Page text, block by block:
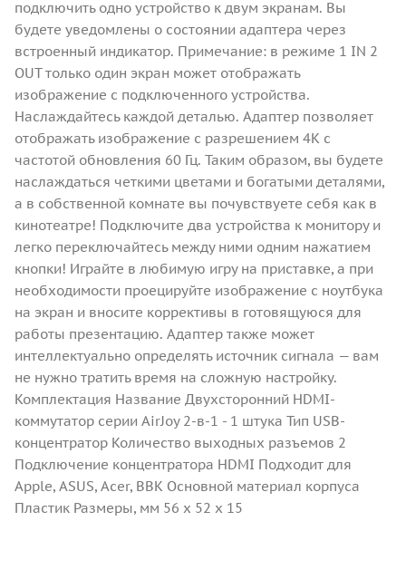
подключить одно устройство к двум экранам. Вы
будете уведомлены о состоянии адаптера через
встроенный индикатор. Примечание: в режиме 1 IN 2
OUT только один экран может отображать
изображение с подключенного устройства.
Наслаждайтесь каждой деталью. Адаптер позволяет
отображать изображение с разрешением 4K с
частотой обновления 60 Гц. Таким образом, вы будете
наслаждаться четкими цветами и богатыми деталями,
а в собственной комнате вы почувствуете себя как в
кинотеатре! Подключите два устройства к монитору и
легко переключайтесь между ними одним нажатием
кнопки! Играйте в любимую игру на приставке, а при
необходимости проецируйте изображение с ноутбука
на экран и вносите коррективы в готовящуюся для
работы презентацию. Адаптер также может
интеллектуально определять источник сигнала — вам
не нужно тратить время на сложную настройку.
Комплектация Название Двухсторонний HDMI-
коммутатор серии AirJoy 2-в-1 - 1 штука Тип USB-
концентратор Количество выходных разъемов 2
Подключение концентратора HDMI Подходит для
Apple, ASUS, Acer, BBK Основной материал корпуса
Пластик Размеры, мм 56 х 52 х 15